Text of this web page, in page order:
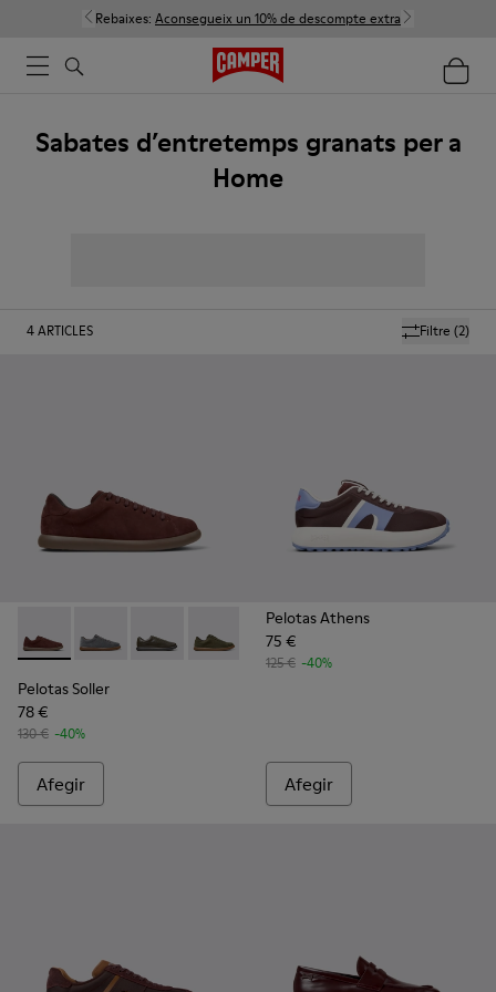
Rebaixes: Aconsegueix un 10% de descompte extra
Sabates d’entretemps granats per a
Home
Filtre (2)
4ARTICLES
Pelotas Soller - K101003-007 - Sneaker de nubuc de color
Pelotas Soller - K101003-015
Pelotas Soller - K101003-014
Pelotas Soller - K101003-009
Pelotas Soller - K101003-008
Pelotas Soller
78 €
130 € -40%
Afegir
Pelotas Athens
75 €
125 € -40%
Afegir